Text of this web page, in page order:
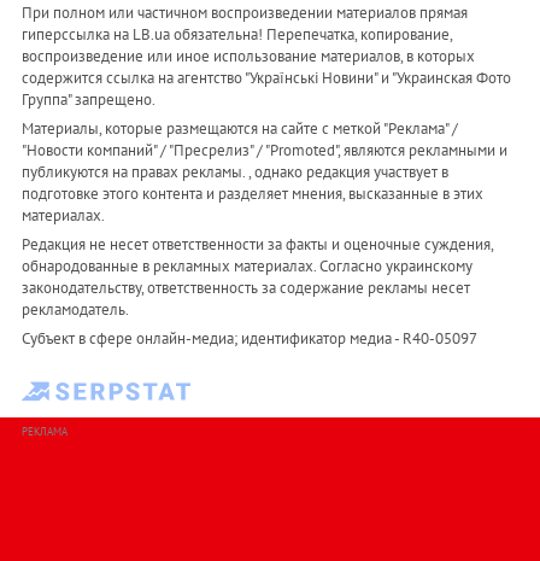
При полном или частичном воспроизведении материалов прямая
гиперссылка на LB.ua обязательна! Перепечатка, копирование,
воспроизведение или иное использование материалов, в которых
содержится ссылка на агентство "Українськi Новини" и "Украинская Фото
Группа" запрещено.
Материалы, которые размещаются на сайте с меткой "Реклама" /
"Новости компаний" / "Пресрелиз" / "Promoted", являются рекламными и
публикуются на правах рекламы. , однако редакция участвует в
подготовке этого контента и разделяет мнения, высказанные в этих
материалах.
Редакция не несет ответственности за факты и оценочные суждения,
обнародованные в рекламных материалах. Согласно украинскому
законодательству, ответственность за содержание рекламы несет
рекламодатель.
Субъект в сфере онлайн-медиа; идентификатор медиа - R40-05097
РЕКЛАМА